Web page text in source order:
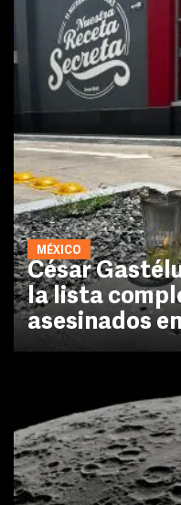
MÉXICO
César
la lista
asesinados